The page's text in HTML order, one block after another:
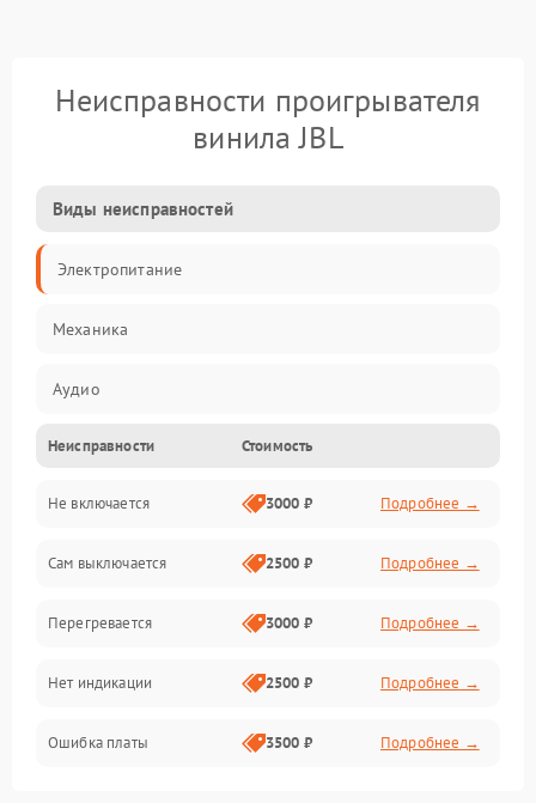
Неисправности проигрывателя
винила JBL
Виды неисправностей
Электропитание
Механика
Аудио
Неисправности Стоимость
Не включается 3000 ₽ Подробнее →
Сам выключается 2500 ₽ Подробнее →
Перегревается 3000 ₽ Подробнее →
Нет индикации 2500 ₽ Подробнее →
Ошибка платы 3500 ₽ Подробнее →